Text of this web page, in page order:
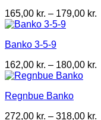
165,00 kr. – 179,00 kr.
Banko 3-5-9
162,00 kr. – 180,00 kr.
Regnbue Banko
272,00 kr. – 318,00 kr.